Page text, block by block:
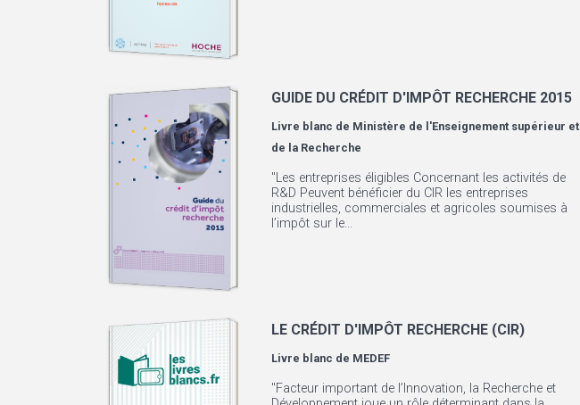
GUIDE DU CRÉDIT D'IMPÔT RECHERCHE 2015
Livre blanc de Ministère de l'Enseignement supérieur et
de la Recherche
"Les entreprises éligibles Concernant les activités de
R&D Peuvent bénéficier du CIR les entreprises
industrielles, commerciales et agricoles soumises à
l’impôt sur le...
LE CRÉDIT D'IMPÔT RECHERCHE (CIR)
Livre blanc de MEDEF
"Facteur important de l’Innovation, la Recherche et